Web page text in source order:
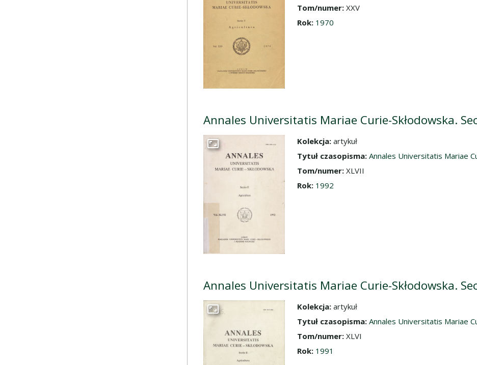
Tom/numer: XXV
Rok: 1970
Annales Universitatis Mariae Curie-Skłodowska.
Przejdź do zbioru
Kolekcja: artykuł
Tytuł czasopisma: Annales Universitatis Mariae
Tom/numer: XLVII
Rok: 1992
Annales Universitatis Mariae Curie-Skłodowska.
Przejdź do zbioru
Kolekcja: artykuł
Tytuł czasopisma: Annales Universitatis Mariae
Tom/numer: XLVI
Rok: 1991